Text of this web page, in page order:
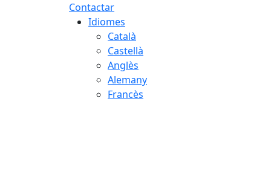
Contactar
Idiomes
Català
Castellà
Anglès
Alemany
Francès